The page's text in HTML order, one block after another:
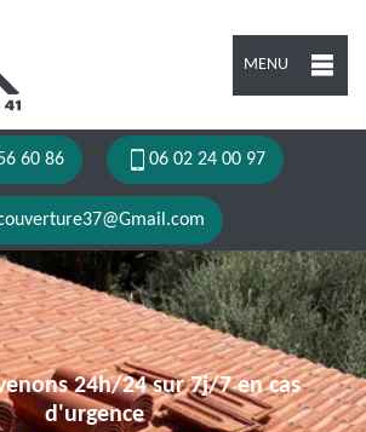
MENU
60 86 06 02 24 00 97
24h/24 sur 7j/7 en cas
d'urgence